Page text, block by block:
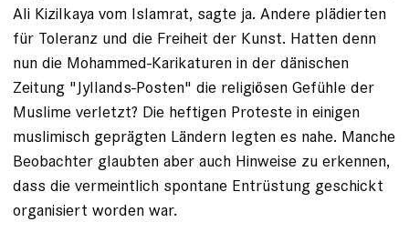
Ali Kizilkaya vom Islamrat, sagte ja. Andere plädierten
für Toleranz und die Freiheit der Kunst. Hatten denn
nun die Mohammed-Karikaturen in der dänischen
Zeitung "Jyllands-Posten" die religiösen Gefühle der
Muslime verletzt? Die heftigen Proteste in einigen
muslimisch geprägten Ländern legten es nahe. Manche
Beobachter glaubten aber auch Hinweise zu erkennen,
dass die vermeintlich spontane Entrüstung geschickt
organisiert worden war.